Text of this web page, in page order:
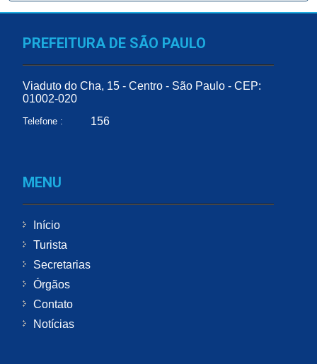
PREFEITURA DE SÃO PAULO
Viaduto do Cha, 15 - Centro - São Paulo - CEP:
01002-020
Telefone : 156
MENU
Início
Turista
Secretarias
Órgãos
Contato
Notícias